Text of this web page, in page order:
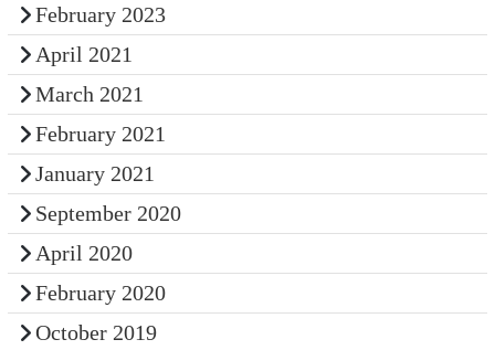
February 2023
April 2021
March 2021
February 2021
January 2021
September 2020
April 2020
February 2020
October 2019